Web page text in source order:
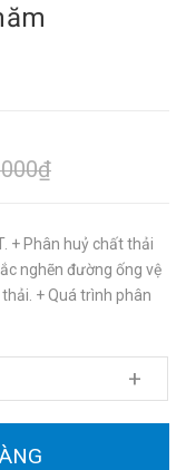
+ Phân huỷ chất thải
nghẽn đường ống vệ
+ Quá trình phân
+